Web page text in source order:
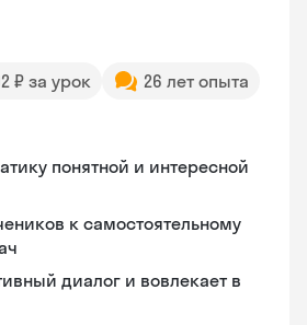
₽ за урок
26 лет опыта
понятной и интересной
к самостоятельному
диалог и вовлекает в